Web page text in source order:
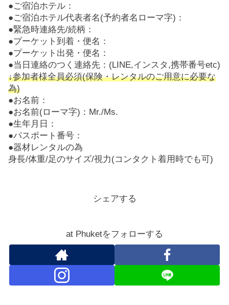
●ご宿泊ホテル：
●ご宿泊ホテル代表者名(予約者名ローマ字)：
●緊急時連絡先/続柄：
●プーケット到着・便名：
●プーケット出発・便名：
●当日連絡のつく連絡先：(LINE,インスタ,携帯番号etc)
↓参加者様全員必須(保険・レンタルのご用意に必要な
為)
●お名前：
●お名前(ローマ字)：Mr./Ms.
●生年月日：
●パスポート番号：
●器材レンタルの為
身長/体重/足のサイズ/視力(コンタクト着用時でも可)
シェアする
at Phuketをフォローする